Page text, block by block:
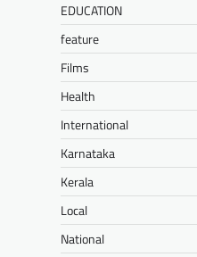
EDUCATION
feature
Films
Health
International
Karnataka
Kerala
Local
National